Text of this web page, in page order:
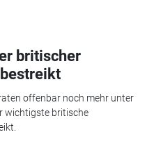
britischer
offenbar noch mehr unter
wichtigste britische